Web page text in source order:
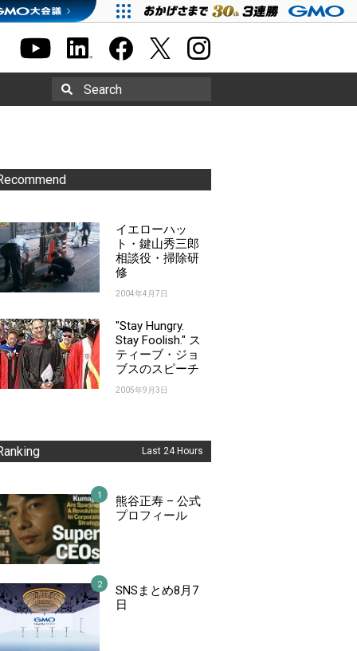
Search
イエローハッ
ト・鍵山秀三郎
相談役・掃除研
修
2004年4月7日
"Stay Hungry.
Stay Foolish." ス
ティーブ・ジョ
ブスのスピーチ
2005年9月3日
Last 24 Hours
熊谷正寿 – 公式
プロフィール
SNSまとめ8月7
日